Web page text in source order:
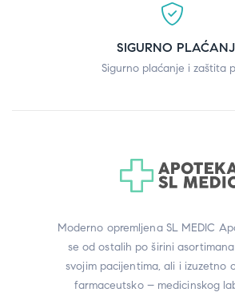
SIGURNO
Sigurno plaćanje i zaštita
Moderno opremljena SL MEDIC
se od ostalih po širini
svojim pacijentima, ali i izuzetno
farmaceutsko – medicinskog